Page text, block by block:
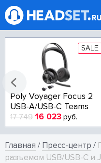
SALE
Poly Voyager Focus 2
USB-A/USB-C Teams
17 749 16 023 руб.
Главная / Пресс-центр /
разъемом USB/USB-C и